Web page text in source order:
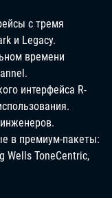
с тремя
и Legacy.
времени
интерфейса R-
в премиум-пакеты:
Wells ToneCentric,